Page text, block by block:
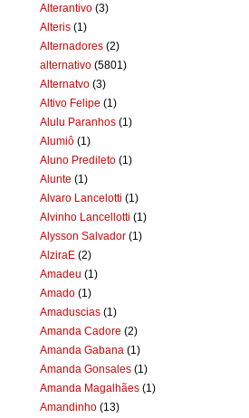
Alterantivo (3)
Alteris (1)
Alternadores (2)
alternativo (5801)
Alternatvo (3)
Altivo Felipe (1)
Alulu Paranhos (1)
Alumiô (1)
Aluno Predileto (1)
Alunte (1)
Alvaro Lancelotti (1)
Alvinho Lancellotti (1)
Alysson Salvador (1)
AlziraE (2)
Amadeu (1)
Amado (1)
Amaduscias (1)
Amanda Cadore (2)
Amanda Gabana (1)
Amanda Gonsales (1)
Amanda Magalhães (1)
Amandinho (13)